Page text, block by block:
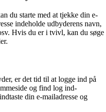
du starte med at tjekke din e-
indeholde udbyderens navn,
Hvis du er i tvivl, kan du søge
er det tid til at logge ind på
og find log ind-
din e-mailadresse og